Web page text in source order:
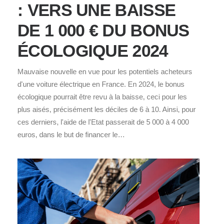
: VERS UNE BAISSE
DE 1 000 € DU BONUS
ÉCOLOGIQUE 2024
Mauvaise nouvelle en vue pour les potentiels acheteurs
d'une voiture électrique en France. En 2024, le bonus
écologique pourrait être revu à la baisse, ceci pour les
plus aisés, précisément les déciles de 6 à 10. Ainsi, pour
ces derniers, l'aide de l'Etat passerait de 5 000 à 4 000
euros, dans le but de financer le…